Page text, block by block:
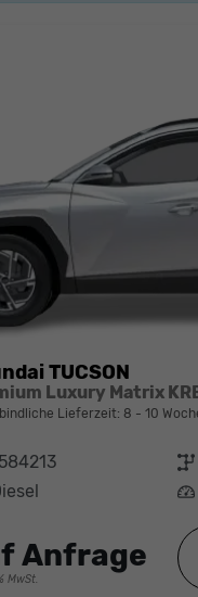
TUCSON
Lieferzeit: 8 - 10
Getriebe
Leistung
Anfrage
MwSt.